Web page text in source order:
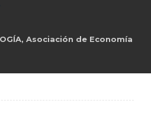
, Asociación de Economía